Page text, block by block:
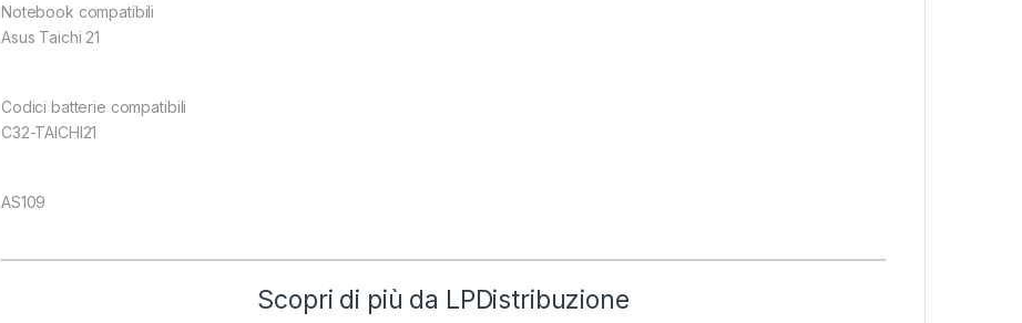
Notebook compatibili
Asus Taichi 21
Codici batterie compatibili
C32-TAICHI21
AS109
Scopri di più da LPDistribuzione